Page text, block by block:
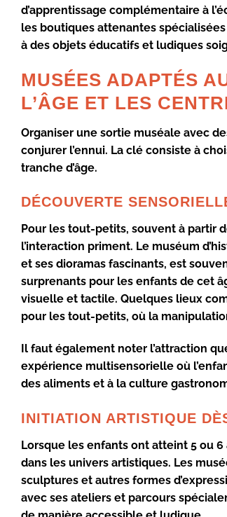
d’apprentissage complémentaire à
les boutiques attenantes
à des objets éducatifs et ludiques
MUSÉES ADAPTÉS
L’ÂGE ET LES
Organiser une sortie muséale avec
conjurer l’ennui. La clé consiste à
tranche d’âge.
DÉCOUVERTE
Pour les tout-petits, souvent à partir
l’interaction priment. Le muséum
et ses dioramas fascinants, est
surprenants pour les enfants de cet
visuelle et tactile. Quelques lieux
pour les tout-petits, où la
Il faut également noter l’attraction
expérience multisensorielle où
des aliments et à la culture
INITIATION ARTISTIQUE
Lorsque les enfants ont atteint 5 ou
dans les univers artistiques. Les
sculptures et autres formes
avec ses ateliers et parcours